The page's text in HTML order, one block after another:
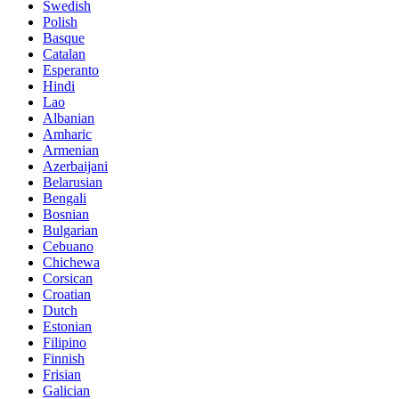
Swedish
Polish
Basque
Catalan
Esperanto
Hindi
Lao
Albanian
Amharic
Armenian
Azerbaijani
Belarusian
Bengali
Bosnian
Bulgarian
Cebuano
Chichewa
Corsican
Croatian
Dutch
Estonian
Filipino
Finnish
Frisian
Galician